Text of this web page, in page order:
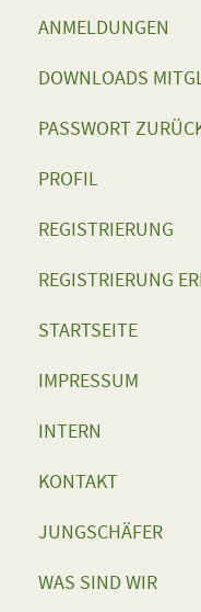
ANMELDUNGEN
DOWNLOADS
PASSWORT
PROFIL
REGISTRIERUNG
REGISTRIERUNG
STARTSEITE
IMPRESSUM
INTERN
KONTAKT
JUNGSCHÄFER
WAS SIND WIR